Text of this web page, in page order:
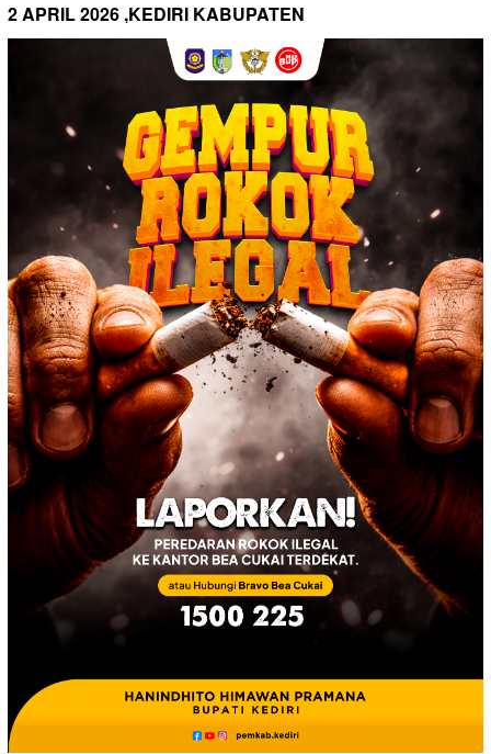
2 APRIL 2026 ,KEDIRI KABUPATEN